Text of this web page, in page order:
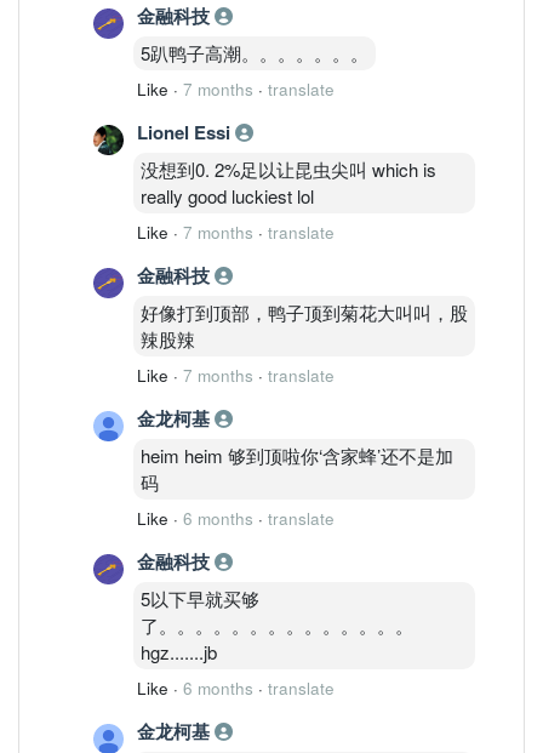
金融科技
5趴鸭子高潮。。。。。。。
Like · 7 months · translate
Lionel Essi
没想到0. 2%足以让昆虫尖叫 which is
really good luckiest lol
Like · 7 months · translate
金融科技
好像打到顶部，鸭子顶到菊花大叫叫，股
辣股辣
Like · 7 months · translate
金龙柯基
heim heim 够到顶啦你‘含家蜂’还不是加
码
Like · 6 months · translate
金融科技
5以下早就买够
了。。。。。。。。。。。。。。
hgz.......jb
Like · 6 months · translate
金龙柯基